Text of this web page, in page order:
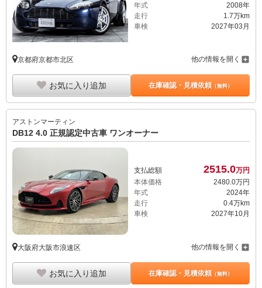
年式
2008年
走行
1.7万km
車検
2027年03月
京都府京都市北区 他の情報を開く
お気に入り追加 在庫確認・見積依頼（無料）
アストンマーティン
DB12 4.0 正規認定中古車 ワンオーナー
支払総額 2515.0万円
本体価格
2480.0万円
年式
2024年
走行
0.4万km
車検
2027年10月
大阪府大阪市浪速区 他の情報を開く
お気に入り追加 在庫確認・見積依頼（無料）